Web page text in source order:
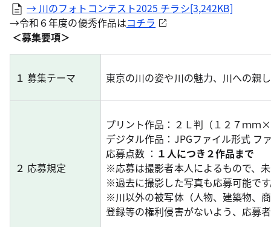
→ 川のフォトコンテスト2025 チラシ[3,242KB]
→令和６年度の優秀作品はコチラ
＜募集要項＞
１ 募集テーマ 東京の川の姿や川の魅力、川への親
２ 応募規定
プリント作品：２Ｌ判（１２７ｍｍ
デジタル作品：JPGファイル形式 フ
応募点数 ： １人につき２作品まで
※応募は撮影者本人によるもので、
※過去に撮影した写真も応募可能で
※川以外の被写体（人物、建築物、
登録等の権利侵害がないよう、応募